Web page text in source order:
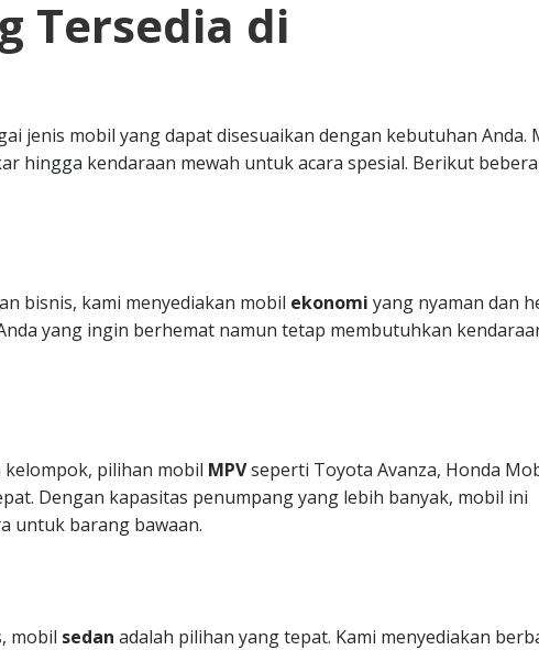
Tersedia di
jenis mobil yang dapat disesuaikan dengan kebutuhan Anda.
hingga kendaraan mewah untuk acara spesial. Berikut
bisnis, kami menyediakan mobil ekonomi yang nyaman dan
yang ingin berhemat namun tetap membutuhkan
kelompok, pilihan mobil MPVseperti Toyota Avanza, Honda
Dengan kapasitas penumpang yang lebih banyak, mobil ini
untuk barang bawaan.
mobil sedan adalah pilihan yang tepat. Kami menyediakan